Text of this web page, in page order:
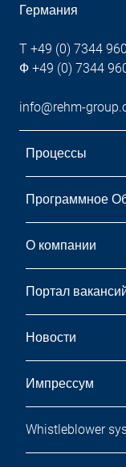
Германия
T +49 (0) 7344
Ф +49 (0) 7344
info@rehm-
Процессы
Программное
О компании
Портал
Новости
Импрессум
Whistleblower